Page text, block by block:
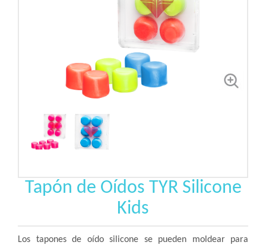
Tapón de Oídos TYR Silicone
Kids
Los tapones de oído silicone se pueden moldear para